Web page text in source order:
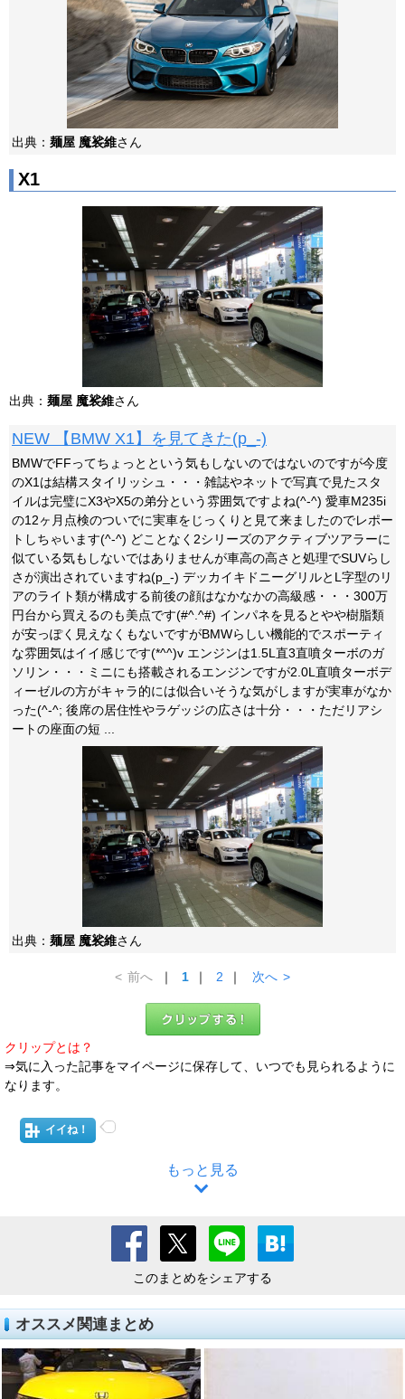
出典： 麺屋 魔裟維さん
X1
出典： 麺屋 魔裟維さん
NEW 【BMW X1】を見てきた(p_-)
BMWでFFってちょっとという気もしないのではないのですが今度
のX1は結構スタイリッシュ・・・雑誌やネットで写真で見たスタ
イルは完璧にX3やX5の弟分という雰囲気ですよね(^-^) 愛車M235i
の12ヶ月点検のついでに実車をじっくりと見て来ましたのでレポー
トしちゃいます(^-^) どことなく2シリーズのアクティブツアラーに
似ている気もしないではありませんが車高の高さと処理でSUVらし
さが演出されていますね(p_-) デッカイキドニーグリルとL字型のリ
アのライト類が構成する前後の顔はなかなかの高級感・・・300万
円台から買えるのも美点です(#^.^#) インパネを見るとやや樹脂類
が安っぽく見えなくもないですがBMWらしい機能的でスポーティ
な雰囲気はイイ感じです(*^^)v エンジンは1.5L直3直噴ターボのガ
ソリン・・・ミニにも搭載されるエンジンですが2.0L直噴ターボデ
ィーゼルの方がキャラ的には似合いそうな気がしますが実車がなか
った(^-^; 後席の居住性やラゲッジの広さは十分・・・ただリアシ
ートの座面の短 ...
出典： 麺屋 魔裟維さん
< 前へ ｜ 1 ｜ 2 ｜ 次へ >
クリップとは？
⇒気に入った記事をマイページに保存して、いつでも見られるように
なります。
イイね！
もっと見る
このまとめをシェアする
オススメ関連まとめ